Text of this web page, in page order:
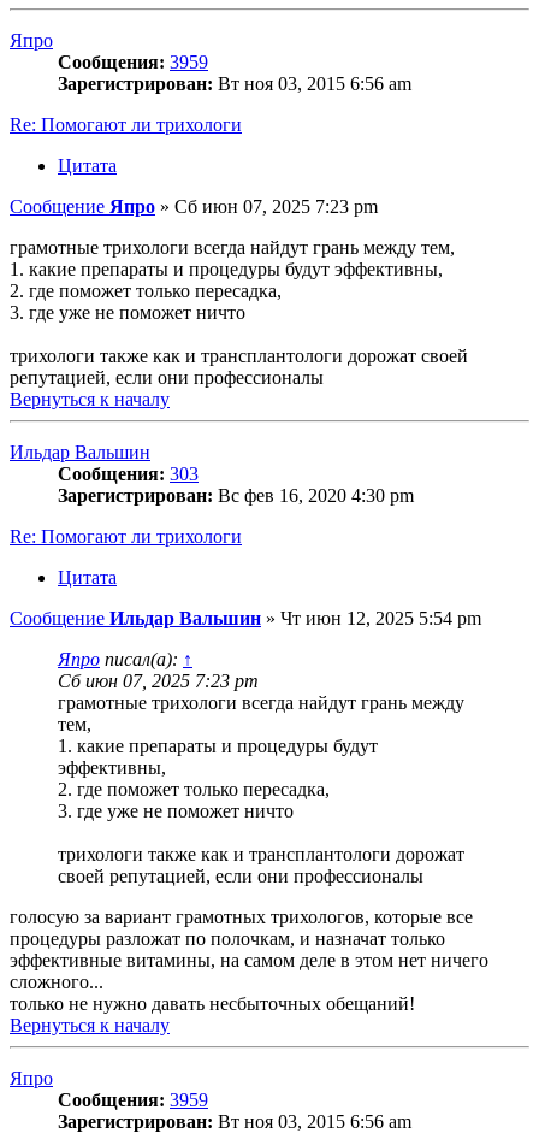
Япро
Сообщения: 3959
Зарегистрирован: Вт ноя 03, 2015 6:56 am
Re: Помогают ли трихологи
Цитата
Сообщение Япро » Сб июн 07, 2025 7:23 pm
грамотные трихологи всегда найдут грань между тем,
1. какие препараты и процедуры будут эффективны,
2. где поможет только пересадка,
3. где уже не поможет ничто
трихологи также как и трансплантологи дорожат своей
репутацией, если они профессионалы
Вернуться к началу
Ильдар Вальшин
Сообщения: 303
Зарегистрирован: Вс фев 16, 2020 4:30 pm
Re: Помогают ли трихологи
Цитата
Сообщение Ильдар Вальшин » Чт июн 12, 2025 5:54 pm
Япро писал(а): ↑
Сб июн 07, 2025 7:23 pm
грамотные трихологи всегда найдут грань между
тем,
1. какие препараты и процедуры будут
эффективны,
2. где поможет только пересадка,
3. где уже не поможет ничто
трихологи также как и трансплантологи дорожат
своей репутацией, если они профессионалы
голосую за вариант грамотных трихологов, которые все
процедуры разложат по полочкам, и назначат только
эффективные витамины, на самом деле в этом нет ничего
сложного...
только не нужно давать несбыточных обещаний!
Вернуться к началу
Япро
Сообщения: 3959
Зарегистрирован: Вт ноя 03, 2015 6:56 am